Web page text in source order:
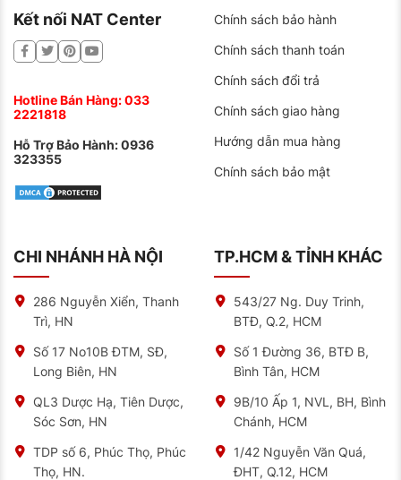
Kết nối NAT Center
Hotline Bán Hàng:033
2221818
Hỗ Trợ Bảo Hành:0936
323355
Chính sách bảo hành
Chính sách thanh toán
Chính sách đổi trả
Chính sách giao hàng
Hướng dẫn mua hàng
Chính sách bảo mật
CHI NHÁNH HÀ NỘI
286 Nguyễn Xiển, Thanh
Trì, HN
Số 17 No10B ĐTM, SĐ,
Long Biên, HN
QL3 Dược Hạ, Tiên Dược,
Sóc Sơn, HN
TDP số 6, Phúc Thọ, Phúc
Thọ, HN.
TP.HCM & TỈNH KHÁC
543/27 Ng. Duy Trinh,
BTĐ, Q.2, HCM
Số 1 Đường 36, BTĐ B,
Bình Tân, HCM
9B/10 Ấp 1, NVL, BH, Bình
Chánh, HCM
1/42 Nguyễn Văn Quá,
ĐHT, Q.12, HCM